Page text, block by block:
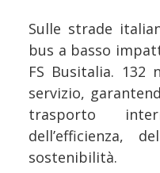
Sulle strade
bus a basso
FS Busitalia. 132
servizio,
trasporto
dell’efficienza,
sostenibilità.